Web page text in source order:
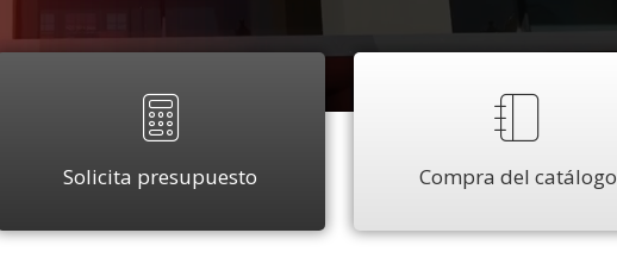
Solicita presupuesto Compra del catálogo